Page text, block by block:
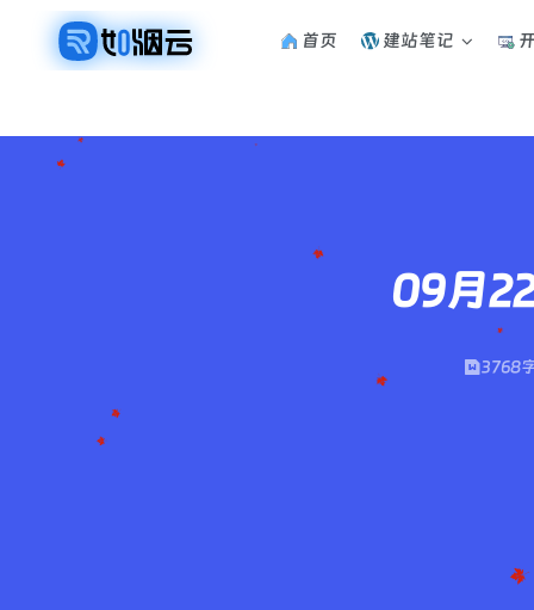
09月
3768
首页 建站笔记